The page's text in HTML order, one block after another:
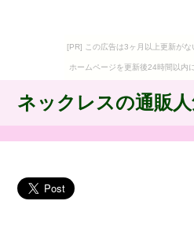
[PR] この広告は3ヶ月以上更新がな
ホームページを更新後24時間以内
ネックレスの通販